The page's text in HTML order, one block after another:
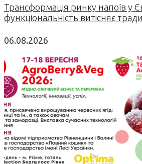
Трансформація ринку напоїв у
функціональність витісняє
06.08.2026